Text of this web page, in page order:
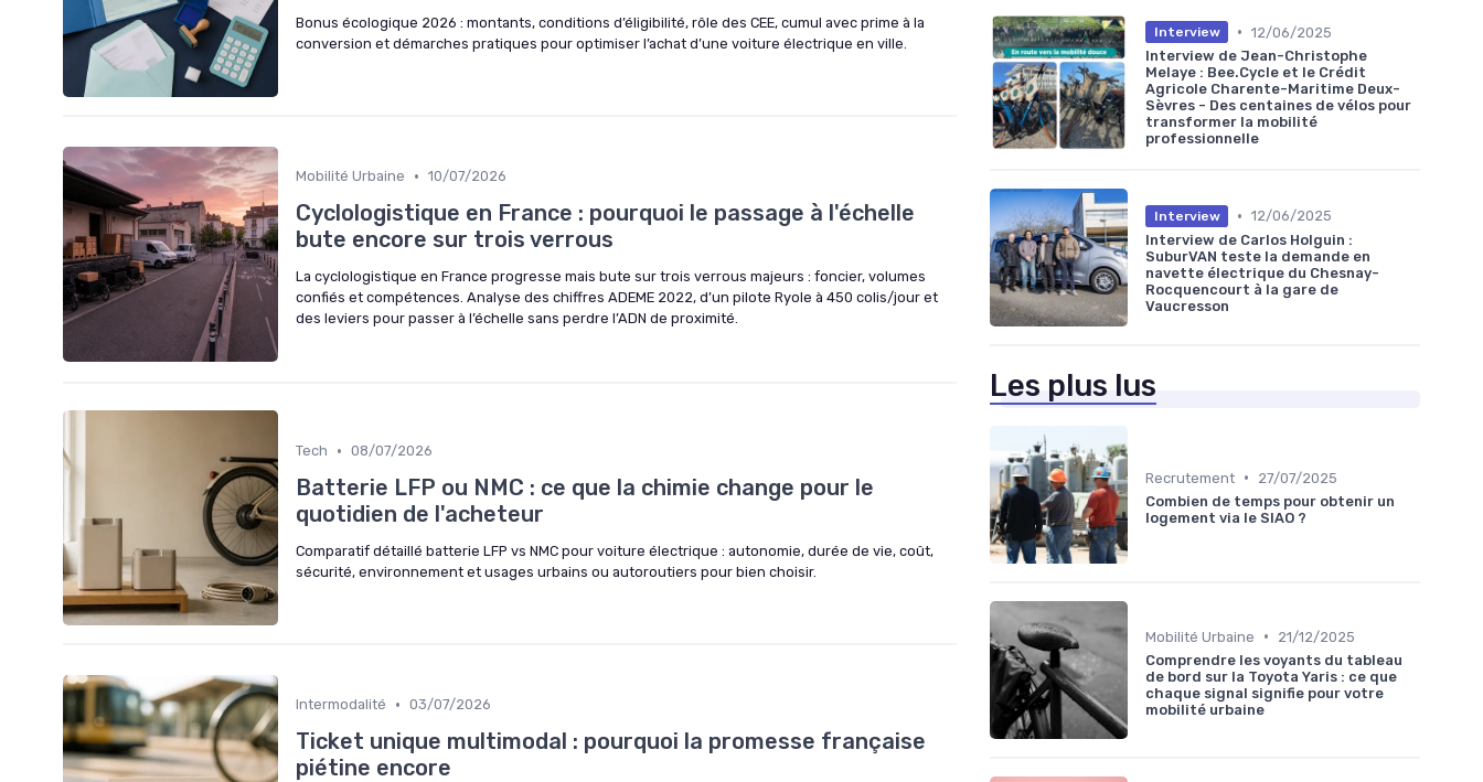
Bonus écologique 2026 : montants, conditions d’éligibilité, rôle des CEE, cumul avec prime à la
conversion et démarches pratiques pour optimiser l’achat d’une voiture électrique en ville.
Mobilité Urbaine • 10/07/2026
Cyclologistique en France : pourquoi le passage à l'échelle
bute encore sur trois verrous
La cyclologistique en France progresse mais bute sur trois verrous majeurs : foncier, volumes
confiés et compétences. Analyse des chiffres ADEME 2022, d’un pilote Ryole à 450 colis/jour et
des leviers pour passer à l’échelle sans perdre l’ADN de proximité.
Tech • 08/07/2026
Batterie LFP ou NMC : ce que la chimie change pour le
quotidien de l'acheteur
Comparatif détaillé batterie LFP vs NMC pour voiture électrique : autonomie, durée de vie, coût,
sécurité, environnement et usages urbains ou autoroutiers pour bien choisir.
Intermodalité • 03/07/2026
Ticket unique multimodal : pourquoi la promesse française
piétine encore
Interview • 12/06/2025
Interview de Jean-Christophe
Melaye : Bee.Cycle et le Crédit
Agricole Charente-Maritime Deux-
Sèvres - Des centaines de vélos pour
transformer la mobilité
professionnelle
Interview • 12/06/2025
Interview de Carlos Holguin :
SuburVAN teste la demande en
navette électrique du Chesnay-
Rocquencourt à la gare de
Vaucresson
Les plus lus
Recrutement •
27/07/2025
Combien de temps pour obtenir un
logement via le SIAO ?
Mobilité Urbaine •
21/12/2025
Comprendre les voyants du tableau
de bord sur la Toyota Yaris : ce que
chaque signal signifie pour votre
mobilité urbaine